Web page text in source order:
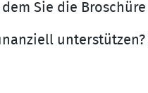
Sie die